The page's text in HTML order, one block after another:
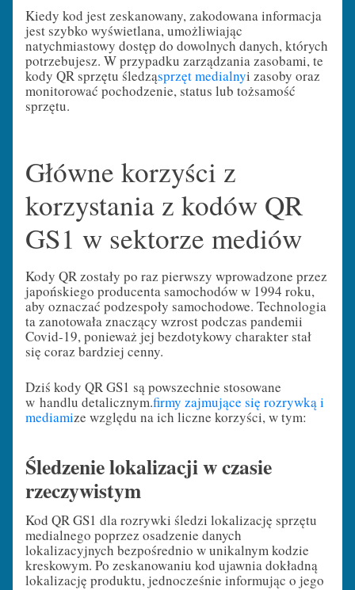
Kiedy kod jest zeskanowany, zakodowana informacja
jest szybko wyświetlana, umożliwiając
natychmiastowy dostęp do dowolnych danych, których
potrzebujesz. W przypadku zarządzania zasobami, te
kody QR sprzętu śledząsprzęt medialnyi zasoby oraz
monitorować pochodzenie, status lub tożsamość
sprzętu.
Główne korzyści z
korzystania z kodów QR
GS1 w sektorze mediów
Kody QR zostały po raz pierwszy wprowadzone przez
japońskiego producenta samochodów w 1994 roku,
aby oznaczać podzespoły samochodowe. Technologia
ta zanotowała znaczący wzrost podczas pandemii
Covid-19, ponieważ jej bezdotykowy charakter stał
się coraz bardziej cenny.
Dziś kody QR GS1 są powszechnie stosowane
w handlu detalicznym.firmy zajmujące się rozrywką i
mediamize względu na ich liczne korzyści, w tym:
Śledzenie lokalizacji w czasie
rzeczywistym
Kod QR GS1 dla rozrywki śledzi lokalizację sprzętu
medialnego poprzez osadzenie danych
lokalizacyjnych bezpośrednio w unikalnym kodzie
kreskowym. Po zeskanowaniu kod ujawnia dokładną
lokalizację produktu, jednocześnie informując o jego